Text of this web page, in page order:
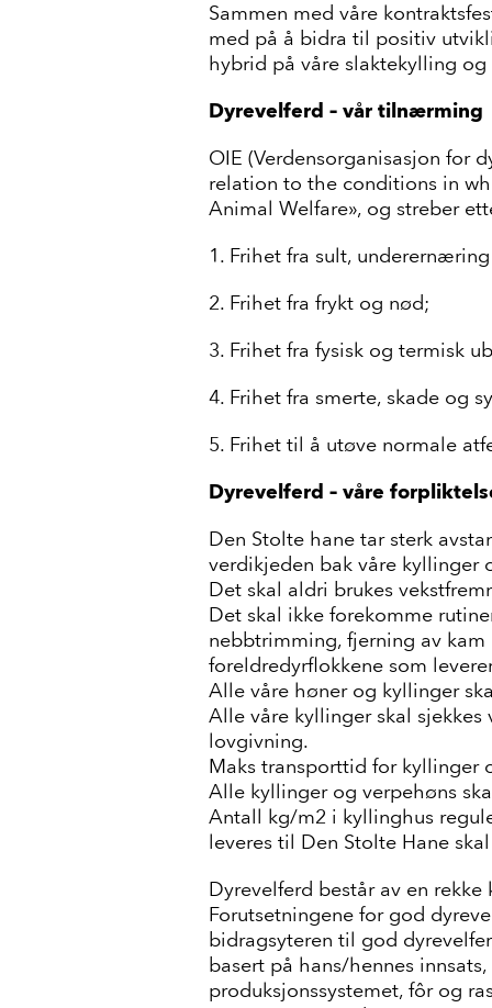
Sammen med våre
med på å bidra til positiv
hybrid på våre slaktekylling
Dyrevelferd – vår tilnærming
OIE (Verdensorganisasjon for
relation to the conditions in
Animal Welfare», og streber
1. Frihet fra sult,
2. Frihet fra frykt og nød;
3. Frihet fra fysisk og termisk
4. Frihet fra smerte, skade og
5. Frihet til å utøve normale
Dyrevelferd – våre
Den Stolte hane tar sterk
verdikjeden bak våre kyllinger
Det skal aldri brukes
Det skal ikke forekomme
nebbtrimming, fjerning av
foreldredyrflokkene som
Alle våre høner og kyllinger
Alle våre kyllinger skal
lovgivning.
Maks transporttid for kyllinger
Alle kyllinger og verpehøns
Antall kg/m2 i kyllinghus
leveres til Den Stolte Hane
Dyrevelferd består av en
Forutsetningene for god
bidragsyteren til god
basert på hans/hennes
produksjonssystemet, fôr og